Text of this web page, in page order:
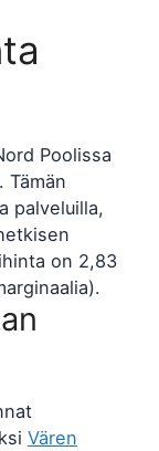
Poolissa
Tämän
palveluilla,
on 2,83
Vären